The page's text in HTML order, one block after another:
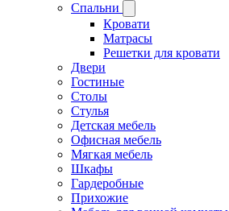
Спальни
Кровати
Матрасы
Решетки для кровати
Двери
Гостиные
Столы
Стулья
Детская мебель
Офисная мебель
Мягкая мебель
Шкафы
Гардеробные
Прихожие